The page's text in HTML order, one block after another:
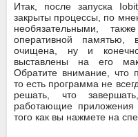
Итак, после запуска
закрыты процессы, по
необязательными,
оперативной памятью,
очищена, ну и
выставлены на его
Обратите внимание, что
то есть программа не
решать, что
работающие приложения
того как вы нажмете на